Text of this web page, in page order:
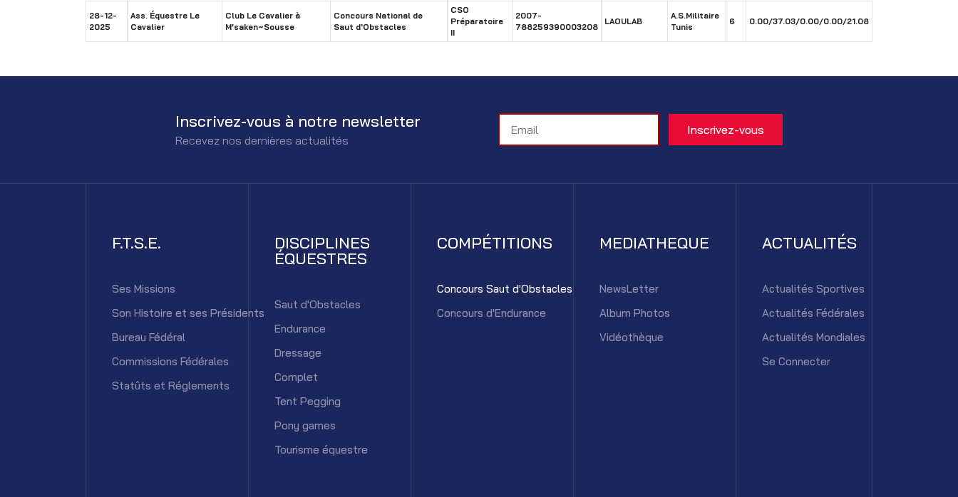
28-12-
2025
Ass. Équestre Le
Cavalier
Club Le Cavalier à
M’saken~Sousse
Concours National de
Saut d'Obstacles
CSO
Préparatoire
II
2007-
788259390003208
LAOULAB
A.S.Militaire
Tunis
6 0.00/37.03/0.00/0.00/21.08
Inscrivez-vous à notre newsletter
Recevez nos dernières actualités
F.T.S.E.
Ses Missions
Son Histoire et ses Présidents
Bureau Fédéral
Commissions Fédérales
Statûts et Réglements
DISCIPLINES
ÉQUESTRES
Saut d'Obstacles
Endurance
Dressage
Complet
Tent Pegging
Pony games
Tourisme équestre
COMPÉTITIONS
Concours Saut d'Obstacles
Concours d'Endurance
MEDIATHEQUE
NewsLetter
Album Photos
Vidéothèque
ACTUALITÉS
Actualités Sportives
Actualités Fédérales
Actualités Mondiales
Se Connecter